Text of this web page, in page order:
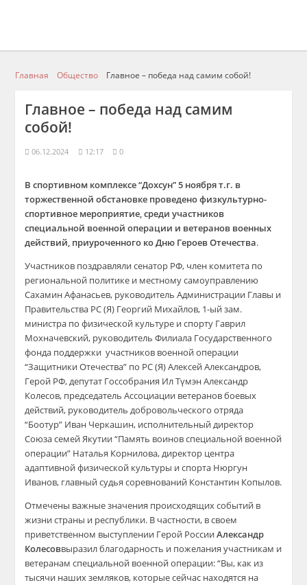
Главная Общество Главное – победа над самим собой!
Главное – победа над самим
собой!
06.12.2024 12:17 0
В спортивном комплексе “Дохсун” 5 ноября т.г. в
торжественной обстановке проведенофизкультурно-
спортивное мероприятие, среди участников
специальной военной операции и ветеранов военных
действий, приуроченного ко Дню Героев Отечества.
Участников поздравляли сенатор РФ, член комитета по
региональной политике и местному самоуправлению
Сахамин Афанасьев, руководитель Администрации Главы и
Правительства РС (Я) Георгий Михайлов, 1-ый зам.
министра по физической культуре и спорту Гаврил
Мохначевский, руководитель Филиала Государственного
фонда поддержки участников военной операции
“Защитники Отечества” по РС (Я) Алексей Александров,
Герой РФ, депутат Госсобрания Ил Түмэн Александр
Колесов, председатель Ассоциации ветеранов боевых
действий, руководитель добровольческого отряда
“Боотур” Иван Черкашин, исполнительный директор
Союза семей Якутии “Память воинов специальной военной
операции” Наталья Корнилова, директор центра
адаптивной физической культуры и спорта Нюргун
Иванов, главный судья соревнований Константин Копылов.
Отмечены важные значения происходящих событий в
жизни страны и республики. В частности, в своем
приветственном выступлении Герой РоссииАлександр
Колесоввыразил благодарность и пожелания участникам и
ветеранам специальной военной операции: “Вы, как из
тысячи наших земляков, которые сейчас находятся на